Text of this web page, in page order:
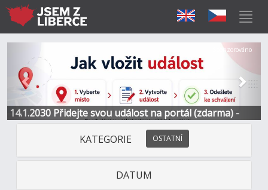
14.1.2030 Přidejte svou událost na portál (zdarma) -
Informace a kontakt
Další
Sponzorováno
KATEGORIE OSTATNÍ
DATUM